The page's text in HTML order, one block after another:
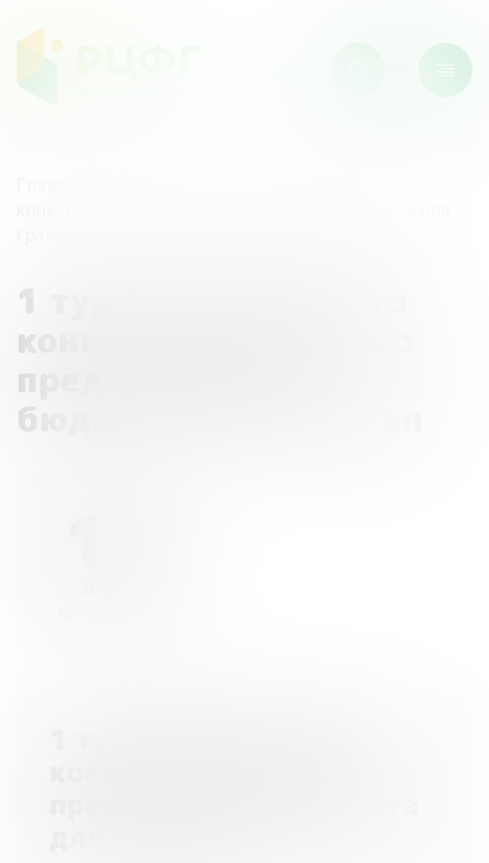
1 тур Всероссийского
конкурса проектов по
представлению
бюджета для граждан